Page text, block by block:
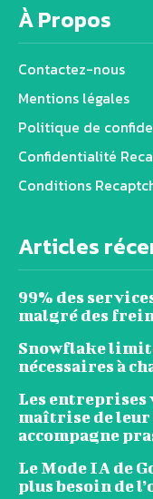
À Propos
Contactez-nous
Mentions légales
Politique de
Confidentialité
Conditions
Articles
99% des
malgré des
Snowflake
nécessaires à
Les
maîtrise de leur
accompagne
Le Mode IA de
plus besoin de